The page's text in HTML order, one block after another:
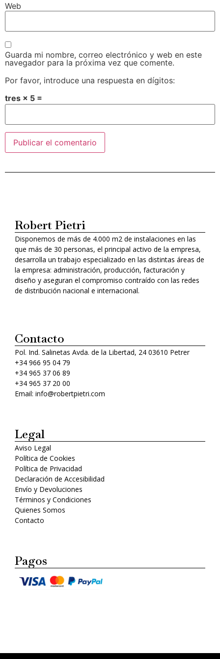
Web
Guarda mi nombre, correo electrónico y web en este
navegador para la próxima vez que comente.
Por favor, introduce una respuesta en dígitos:
tres × 5 =
Robert Pietri
Disponemos de más de 4.000 m2 de instalaciones en las
que más de 30 personas, el principal activo de la empresa,
desarrolla un trabajo especializado en las distintas áreas de
la empresa: administración, producción, facturación y
diseño y aseguran el compromiso contraído con las redes
de distribución nacional e internacional.
Contacto
Pol. Ind. Salinetas Avda. de la Libertad, 24 03610 Petrer
+34 966 95 04 79
+34 965 37 06 89
+34 965 37 20 00
Email: info@robertpietri.com
Legal
Aviso Legal
Política de Cookies
Política de Privacidad
Declaración de Accesibilidad
Envío y Devoluciones
Términos y Condiciones
Quienes Somos
Contacto
Pagos